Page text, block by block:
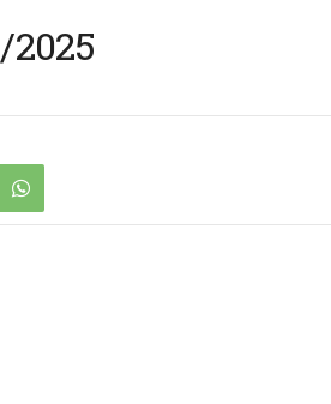
2025